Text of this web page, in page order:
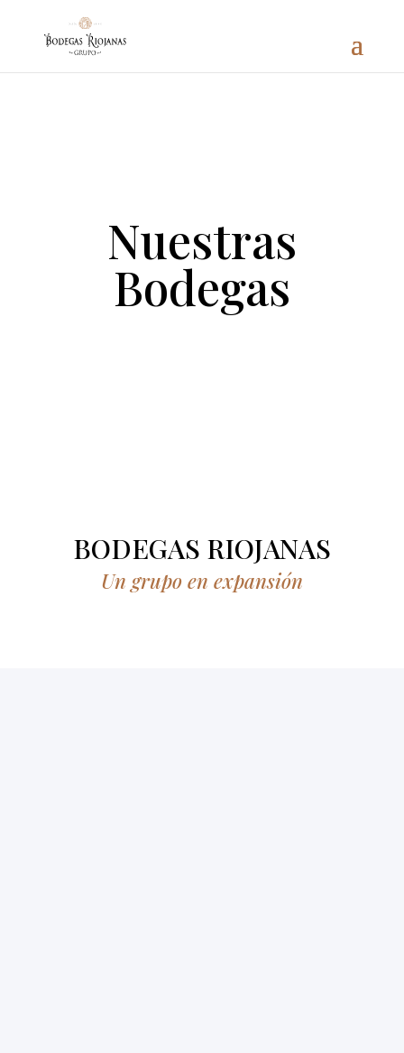
Nuestras
Bodegas
BODEGAS RIOJANAS
Un grupo en expansión